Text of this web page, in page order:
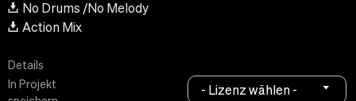
No Drums /No Melody
Action Mix
Details
In Projekt
- Lizenz wählen -